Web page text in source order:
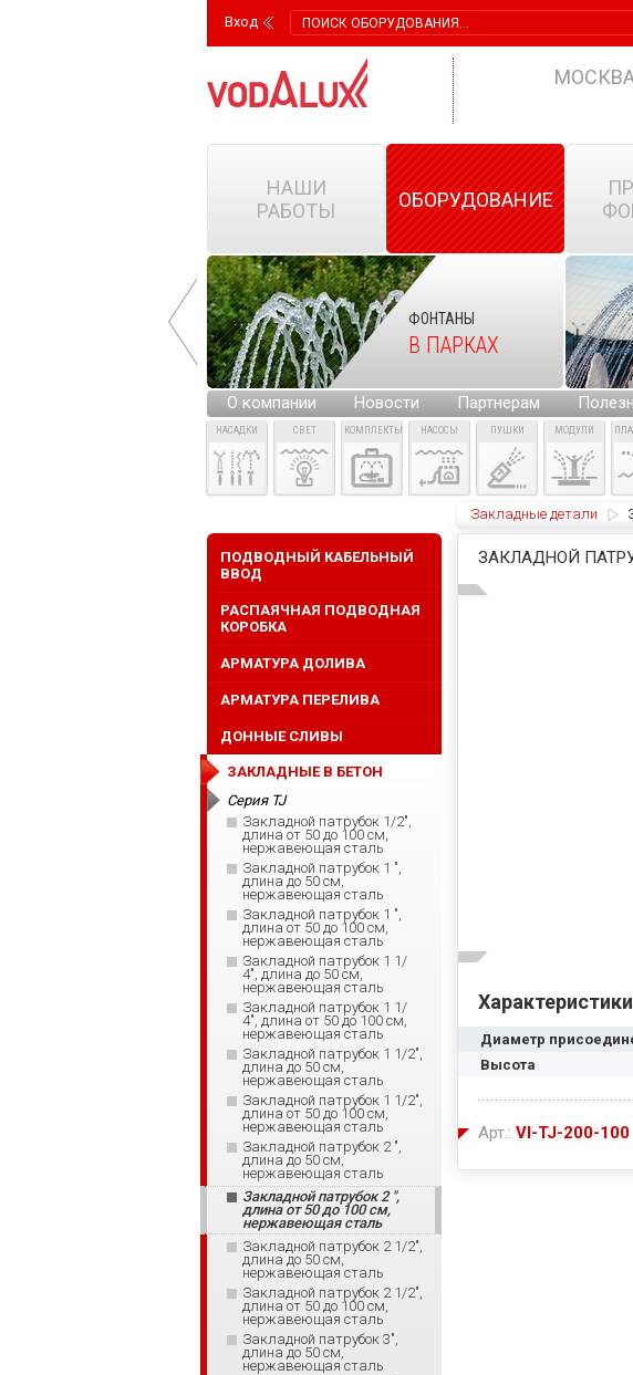
Вход
НАШИ
РАБОТЫ
ОБОРУДОВАНИЕ
НА ГОРОДСКИХ
ФОНТАНЫ
В ПАРКАХ
О компании Новости Партнерам
НАСАДКИ СВЕТ КОМПЛЕКТЫ НАСОСЫ ПУШКИ МОДУЛИ
Закладные детали
ЗАКЛАДНОЙ
Характеристики
Диаметр
Высота
Арт.: VI-TJ-200-100
ПОДВОДНЫЙ КАБЕЛЬНЫЙ
ВВОД
РАСПАЯЧНАЯ ПОДВОДНАЯ
КОРОБКА
АРМАТУРА ДОЛИВА
АРМАТУРА ПЕРЕЛИВА
ДОННЫЕ СЛИВЫ
ЗАКЛАДНЫЕ В БЕТОН
Серия TJ
Закладной патрубок 1/2",
длина от 50 до 100 см,
нержавеющая сталь
Закладной патрубок 1 ",
длина до 50 см,
нержавеющая сталь
Закладной патрубок 1 ",
длина от 50 до 100 см,
нержавеющая сталь
Закладной патрубок 1 1/
4", длина до 50 см,
нержавеющая сталь
Закладной патрубок 1 1/
4", длина от 50 до 100 см,
нержавеющая сталь
Закладной патрубок 1 1/2",
длина до 50 см,
нержавеющая сталь
Закладной патрубок 1 1/2",
длина от 50 до 100 см,
нержавеющая сталь
Закладной патрубок 2 ",
длина до 50 см,
нержавеющая сталь
Закладной патрубок 2 ",
длина от 50 до 100 см,
нержавеющая сталь
Закладной патрубок 2 1/2",
длина до 50 см,
нержавеющая сталь
Закладной патрубок 2 1/2",
длина от 50 до 100 см,
нержавеющая сталь
Закладной патрубок 3",
длина до 50 см,
нержавеющая сталь